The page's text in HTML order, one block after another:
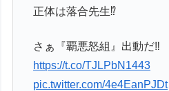
正体は落合先生⁉️
さぁ『覇悪怒組』出動だ‼️
https://t.co/TJLPbN1443
pic.twitter.com/4e4EanPJDt